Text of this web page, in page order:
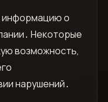
информацию о
Некоторые
возможность,
нарушений․